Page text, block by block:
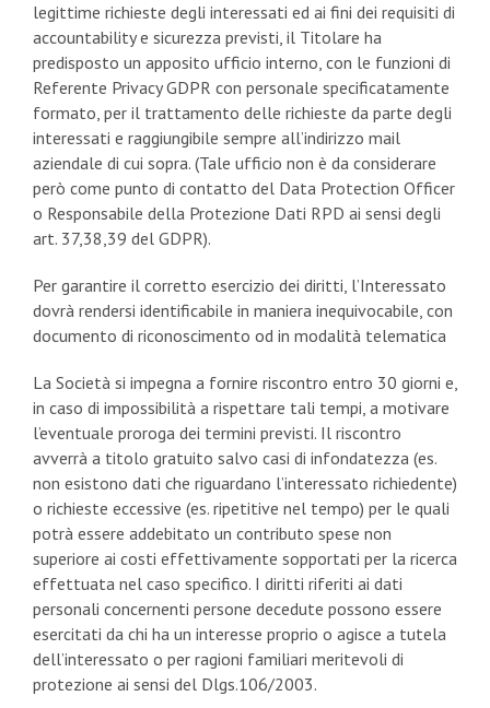
legittime richieste degli interessati ed ai fini dei requisiti di
accountability e sicurezza previsti, il Titolare ha
predisposto un apposito ufficio interno, con le funzioni di
Referente Privacy GDPR con personale specificatamente
formato, per il trattamento delle richieste da parte degli
interessati e raggiungibile sempre all’indirizzo mail
aziendale di cui sopra. (Tale ufficio non è da considerare
però come punto di contatto del Data Protection Officer
o Responsabile della Protezione Dati RPD ai sensi degli
art. 37,38,39 del GDPR).
Per garantire il corretto esercizio dei diritti, l’Interessato
dovrà rendersi identificabile in maniera inequivocabile, con
documento di riconoscimento od in modalità telematica
La Società si impegna a fornire riscontro entro 30 giorni e,
in caso di impossibilità a rispettare tali tempi, a motivare
l’eventuale proroga dei termini previsti. Il riscontro
avverrà a titolo gratuito salvo casi di infondatezza (es.
non esistono dati che riguardano l’interessato richiedente)
o richieste eccessive (es. ripetitive nel tempo) per le quali
potrà essere addebitato un contributo spese non
superiore ai costi effettivamente sopportati per la ricerca
effettuata nel caso specifico. I diritti riferiti ai dati
personali concernenti persone decedute possono essere
esercitati da chi ha un interesse proprio o agisce a tutela
dell’interessato o per ragioni familiari meritevoli di
protezione ai sensi del Dlgs.106/2003.